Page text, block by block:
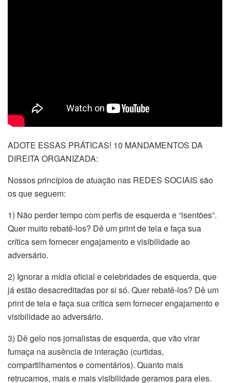
ADOTE ESSAS PRÁTICAS! 10 MANDAMENTOS DA
DIREITA ORGANIZADA:
Nossos princípios de atuação nas REDES SOCIAIS são
os que seguem:
1) Não perder tempo com perfis de esquerda e “isentões”.
Quer muito rebatê-los? Dê um print de tela e faça sua
crítica sem fornecer engajamento e visibilidade ao
adversário.
2) Ignorar a mídia oficial e celebridades de esquerda, que
já estão desacreditadas por si só. Quer rebatê-los? Dê um
print de tela e faça sua crítica sem fornecer engajamento e
visibilidade ao adversário.
3) Dê gelo nos jornalistas de esquerda, que vão virar
fumaça na ausência de interação (curtidas,
compartilhamentos e comentários). Quanto mais
retrucamos, mais e mais visibilidade geramos para eles.